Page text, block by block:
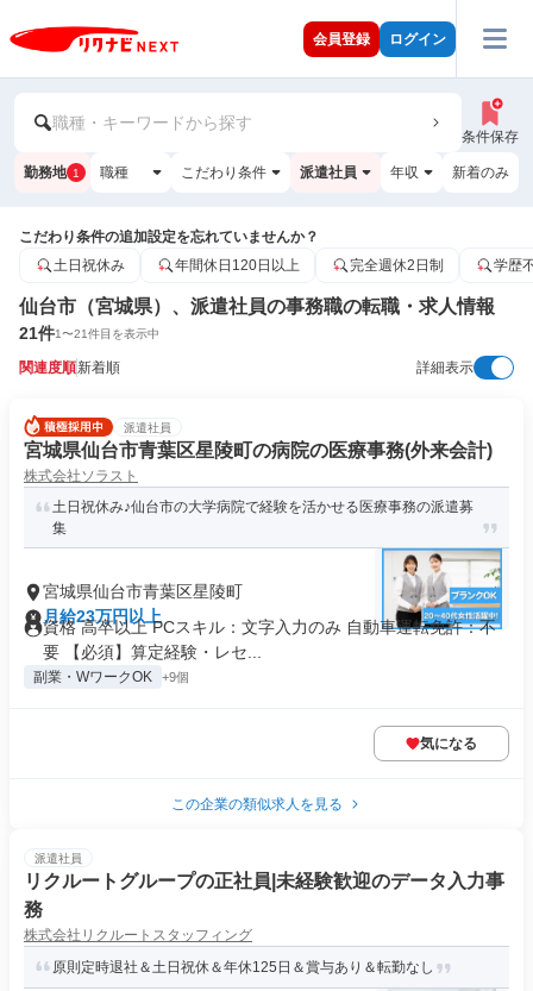
会員登録 ログイン
職種・キーワードから探す
条件保存
勤務地 1 職種 こだわり条件 派遣社員 年収 新着のみ
こだわり条件の追加設定を忘れていませんか？
土日祝休み
年間休日120日以上 完全週休2日制 学歴
仙台市（宮城県）、派遣社員の事務職の転職・求人情報
21件1〜21件目を表示中
関連度順新着順 詳細表示
派遣社員
宮城県仙台市青葉区星陵町の病院の医療事務(外来会計)
株式会社ソラスト
土日祝休み♪仙台市の大学病院で経験を活かせる医療事務の派遣募
集
宮城県仙台市青葉区星陵町
月給23万円以上
資格 高卒以上 PCスキル：文字入力のみ 自動車運転免許：不
要 【必須】算定経験・レセ...
副業・WワークOK +9個
気になる
この企業の類似求人を見る
派遣社員
リクルートグループの正社員|未経験歓迎のデータ入力事
務
株式会社リクルートスタッフィング
原則定時退社＆土日祝休＆年休125日＆賞与あり＆転勤なし